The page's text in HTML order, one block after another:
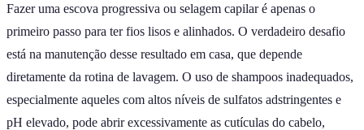
Fazer uma escova progressiva ou selagem capilar é apenas o
primeiro passo para ter fios lisos e alinhados. O verdadeiro desafio
está na manutenção desse resultado em casa, que depende
diretamente da rotina de lavagem. O uso de shampoos inadequados,
especialmente aqueles com altos níveis de sulfatos adstringentes e
pH elevado, pode abrir excessivamente as cutículas do cabelo,